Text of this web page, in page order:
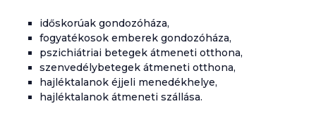
időskorúak gondozóháza,
fogyatékosok emberek gondozóháza,
pszichiátriai betegek átmeneti otthona,
szenvedélybetegek átmeneti otthona,
hajléktalanok éjjeli menedékhelye,
hajléktalanok átmeneti szállása.